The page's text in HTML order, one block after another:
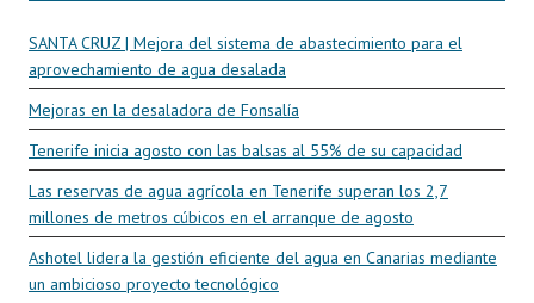
SANTA CRUZ | Mejora del sistema de abastecimiento para el
aprovechamiento de agua desalada
Mejoras en la desaladora de Fonsalía
Tenerife inicia agosto con las balsas al 55% de su capacidad
Las reservas de agua agrícola en Tenerife superan los 2,7
millones de metros cúbicos en el arranque de agosto
Ashotel lidera la gestión eficiente del agua en Canarias mediante
un ambicioso proyecto tecnológico